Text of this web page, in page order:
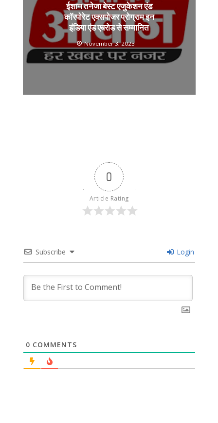
ईशान तनेजा बेस्ट एजुकेशन एंड
कॉरपोरेट एक्सपोजर प्रोग्राम इन
इंडिया एंड एबरोड से सम्मानित
November 3, 2023
0
Article Rating
Subscribe Login
0 COMMENTS